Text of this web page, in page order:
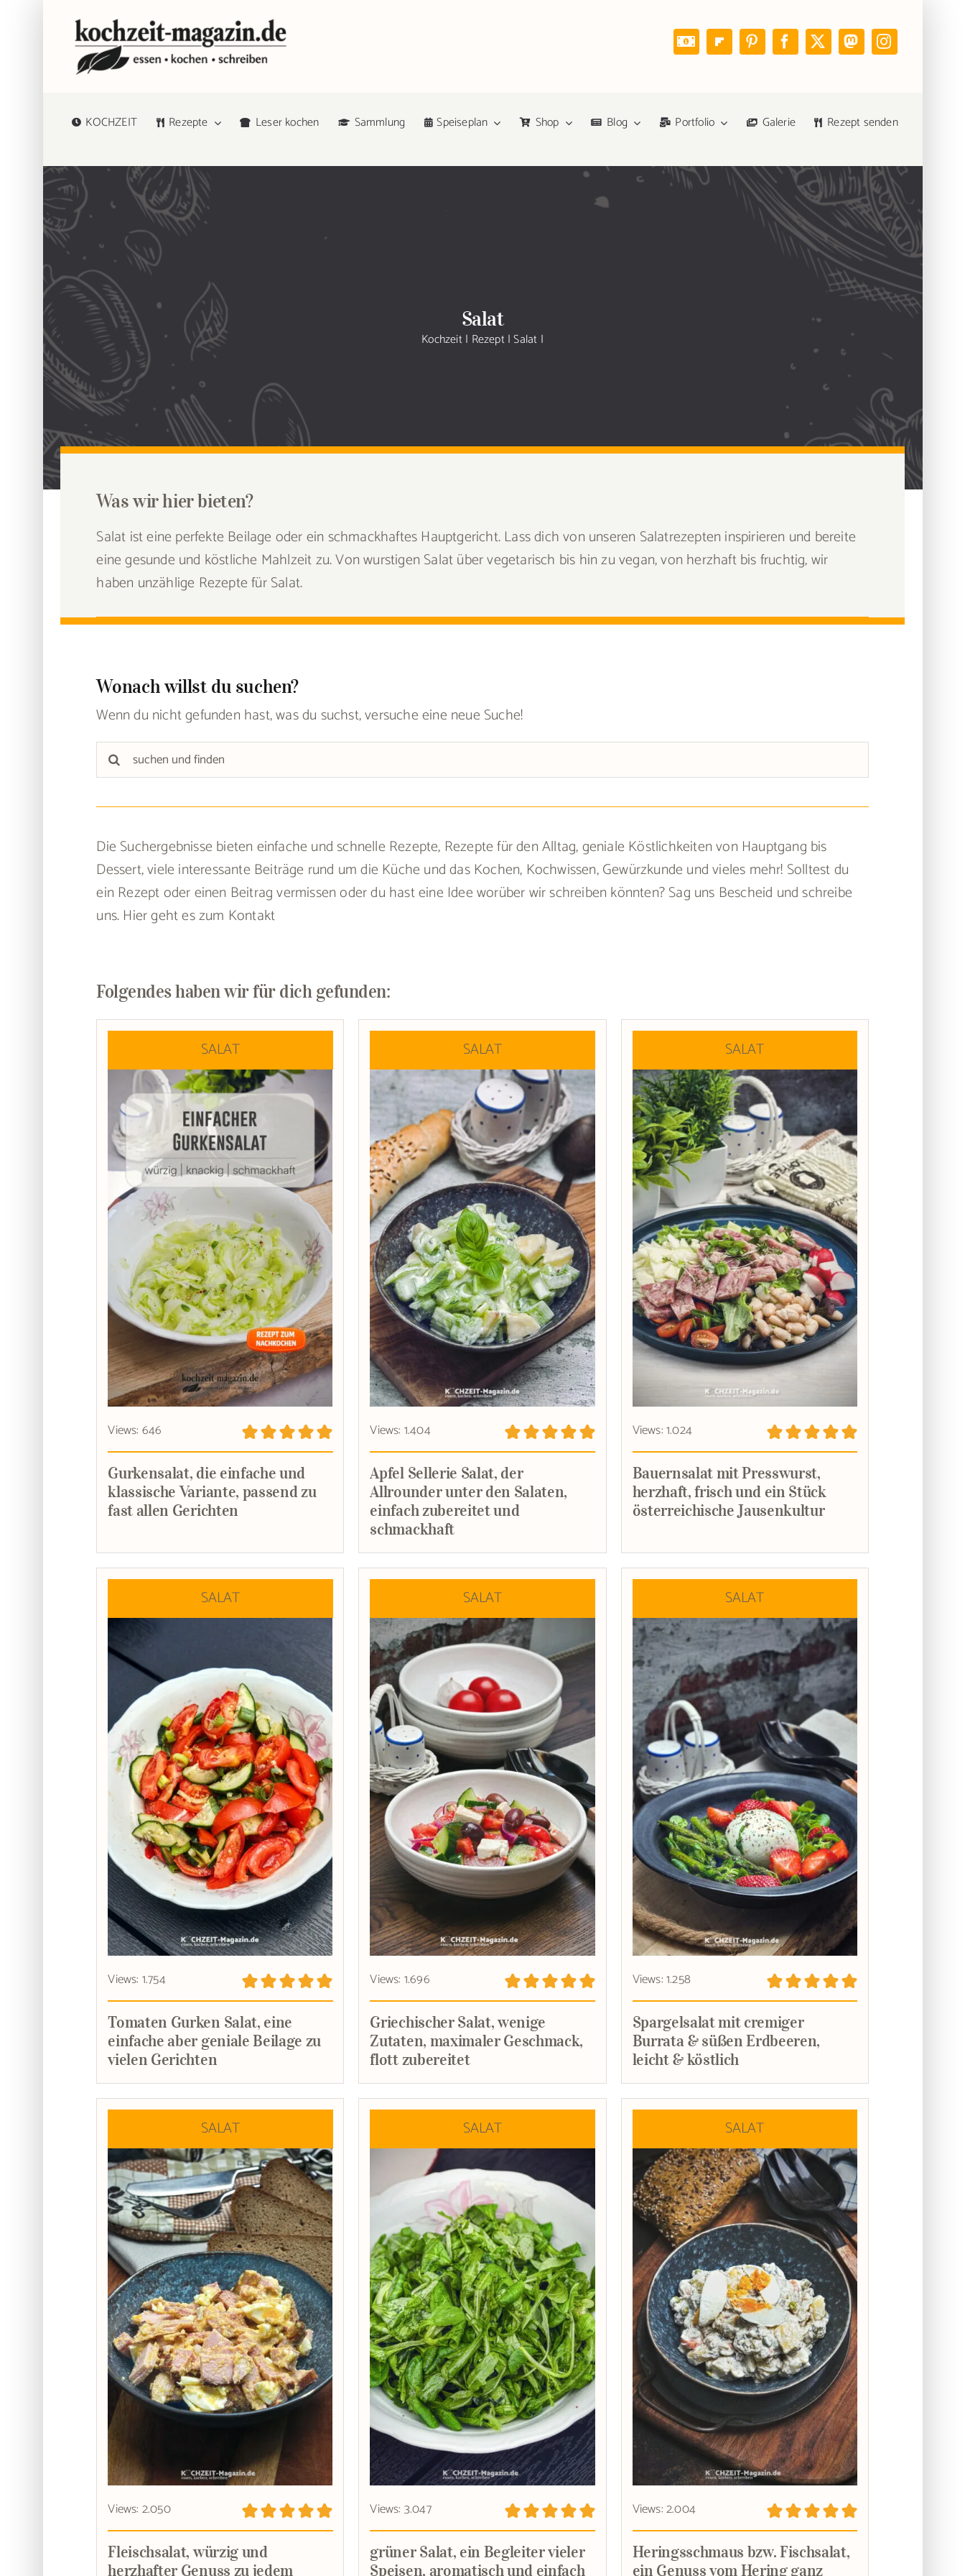
KOCHZEIT Rezepte Leser kochen Sammlung Speiseplan Shop Blog Portfolio Galerie Rezept senden
Salat
Kochzeit| Rezept|Salat |
Was wir hier bieten?
Salat ist eine perfekte Beilage oder ein schmackhaftes Hauptgericht. Lass dich von unseren Salatrezepten inspirieren und bereite
eine gesunde und köstliche Mahlzeit zu. Von wurstigen Salat über vegetarisch bis hin zu vegan, von herzhaft bis fruchtig, wir
haben unzählige Rezepte für Salat.
Wonach willst du suchen?
Wenn du nicht gefunden hast, was du suchst, versuche eine neue Suche!
Suche
nach:
Die Suchergebnisse bieten einfache und schnelle Rezepte, Rezepte für den Alltag, geniale Köstlichkeiten von Hauptgang bis
Dessert, viele interessante Beiträge rund um die Küche und das Kochen, Kochwissen, Gewürzkunde und vieles mehr! Solltest du
ein Rezept oder einen Beitrag vermissen oder du hast eine Idee worüber wir schreiben könnten? Sag uns Bescheid und schreibe
uns. Hier geht es zum Kontakt
Folgendes haben wir für dich gefunden:
SALAT
Views: 646
Gurkensalat, die einfache und
klassische Variante, passend zu
fast allen Gerichten
SALAT
Views: 1.404
Apfel Sellerie Salat, der
Allrounder unter den Salaten,
einfach zubereitet und
schmackhaft
SALAT
Views: 1.024
Bauernsalat mit Presswurst,
herzhaft, frisch und ein Stück
österreichische Jausenkultur
SALAT
Views: 1.754
Tomaten Gurken Salat, eine
einfache aber geniale Beilage zu
vielen Gerichten
SALAT
Views: 1.696
Griechischer Salat, wenige
Zutaten, maximaler Geschmack,
flott zubereitet
SALAT
Views: 1.258
Spargelsalat mit cremiger
Burrata & süßen Erdbeeren,
leicht & köstlich
SALAT
Views: 2.050
Fleischsalat, würzig und
herzhafter Genuss zu jedem
SALAT
Views: 3.047
grüner Salat, ein Begleiter vieler
Speisen, aromatisch und einfach
SALAT
Views: 2.004
Heringsschmaus bzw. Fischsalat,
ein Genuss vom Hering ganz